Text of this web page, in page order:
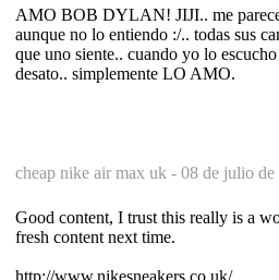
AMO BOB DYLAN! JIJI.. me
aunque no lo entiendo :/.. todas sus
que uno siente.. cuando yo lo
desato.. simplemente LO AMO.
cheap nike air max uk - 08 de julio de
Good content, I trust this really is a
fresh content next time.
http://www.nikesneakers.co.uk/